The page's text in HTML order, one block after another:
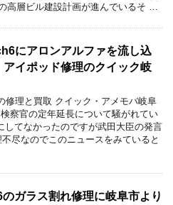
高層ビル建設計画が進んでいるそ …
にアロンアルファを流し込
アイポッド修理のクイック岐
修理と買取 クイック・アメモバ岐阜
察官の定年延長について騒がれてい
してなかったのですが武田大臣の発言
尽なのでこのニュースをみていると
ガラス割れ修理に岐阜市より